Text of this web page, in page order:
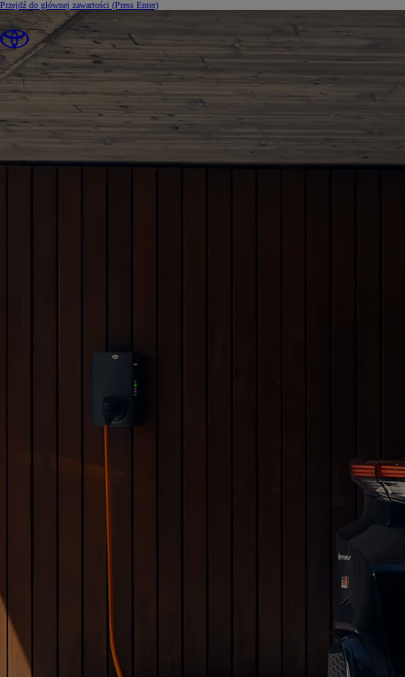
Przejdź do głównej zawartości (Press Enter)